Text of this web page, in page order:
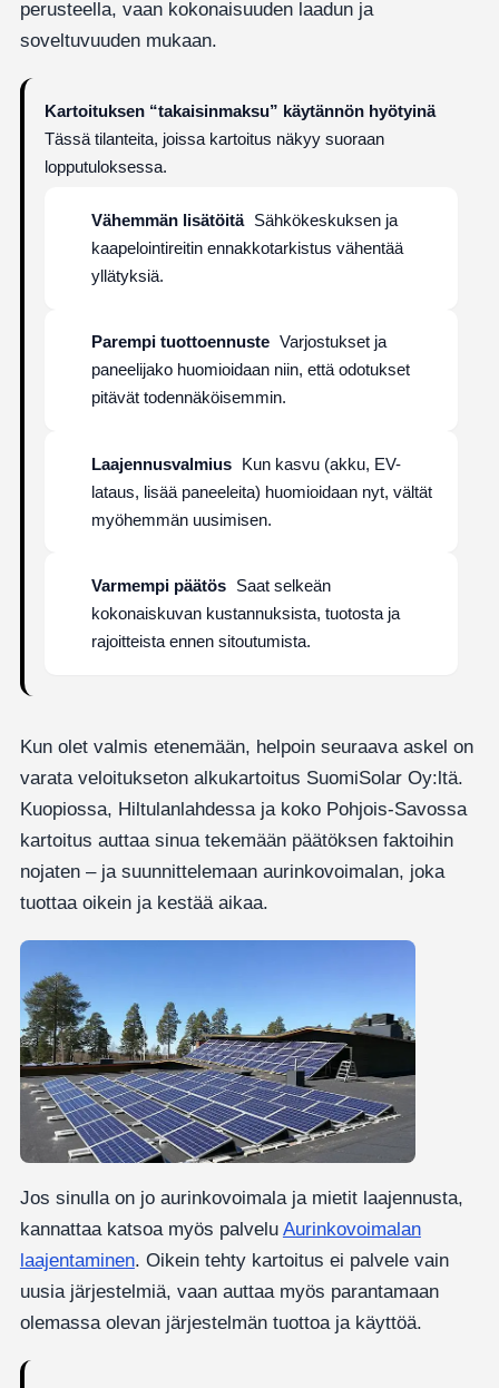
perusteella, vaan kokonaisuuden laadun ja
soveltuvuuden mukaan.
Kartoituksen “takaisinmaksu” käytännön hyötyinä
Tässä tilanteita, joissa kartoitus näkyy suoraan
lopputuloksessa.
Vähemmän lisätöitä Sähkökeskuksen ja
kaapelointireitin ennakkotarkistus vähentää
yllätyksiä.
Parempi tuottoennuste Varjostukset ja
paneelijako huomioidaan niin, että odotukset
pitävät todennäköisemmin.
Laajennusvalmius Kun kasvu (akku, EV-
lataus, lisää paneeleita) huomioidaan nyt, vältät
myöhemmän uusimisen.
Varmempi päätös Saat selkeän
kokonaiskuvan kustannuksista, tuotosta ja
rajoitteista ennen sitoutumista.
Kun olet valmis etenemään, helpoin seuraava askel on
varata veloitukseton alkukartoitus SuomiSolar Oy:ltä.
Kuopiossa, Hiltulanlahdessa ja koko Pohjois-Savossa
kartoitus auttaa sinua tekemään päätöksen faktoihin
nojaten – ja suunnittelemaan aurinkovoimalan, joka
tuottaa oikein ja kestää aikaa.
Jos sinulla on jo aurinkovoimala ja mietit laajennusta,
kannattaa katsoa myös palvelu Aurinkovoimalan
laajentaminen. Oikein tehty kartoitus ei palvele vain
uusia järjestelmiä, vaan auttaa myös parantamaan
olemassa olevan järjestelmän tuottoa ja käyttöä.